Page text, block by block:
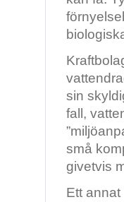
sin
fall,
små
givetvis
Ett